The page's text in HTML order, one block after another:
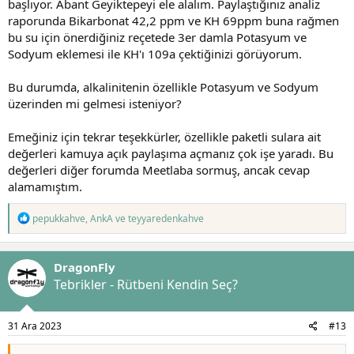
başlıyor. Abant Geyiktepeyi ele alalım. Paylaştığınız analiz
raporunda Bikarbonat 42,2 ppm ve KH 69ppm buna rağmen
bu su için önerdiğiniz reçetede 3er damla Potasyum ve
Sodyum eklemesi ile KH'ı 109a çektiğinizi görüyorum.
Bu durumda, alkalinitenin özellikle Potasyum ve Sodyum
üzerinden mi gelmesi isteniyor?
Emeğiniz için tekrar teşekkürler, özellikle paketli sulara ait
değerleri kamuya açık paylaşıma açmanız çok işe yaradı. Bu
değerleri diğer forumda Meetlaba sormuş, ancak cevap
alamamıştım.
T
p
k
i
l
e
pepukkahve,AnkAve teyyaredenkahve
DragonFly
Tebrikler - Rütbeni Kendin Seç?
31 Ara 2023 #13